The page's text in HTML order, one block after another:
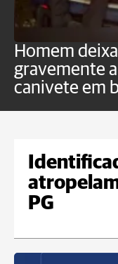
Homem
gravemente
canivete em
PG